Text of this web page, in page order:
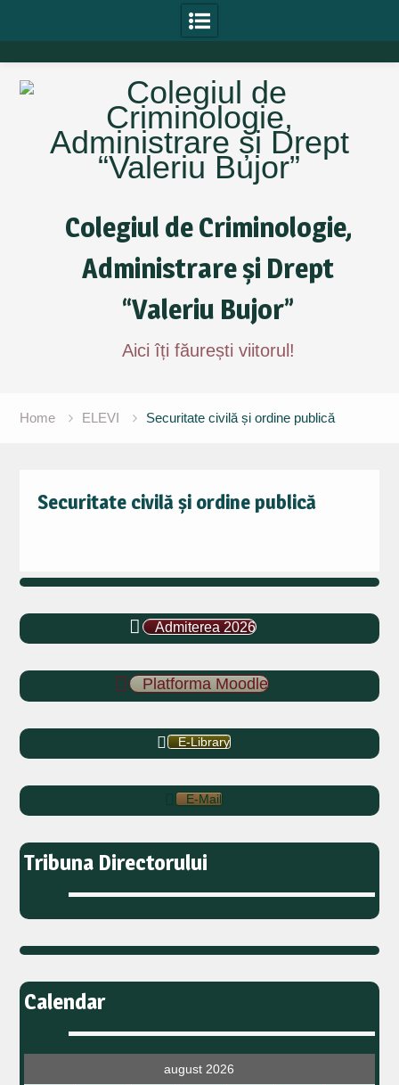
Colegiul de Criminologie,
Administrare și Drept
“Valeriu Bujor”
Aici îți făurești viitorul!
Home ELEVI Securitate civilă și ordine publică
Securitate civilă și ordine publică
Admiterea 2026
Platforma Moodle
E-Library
E-Mail
Tribuna Directorului
Calendar
august 2026